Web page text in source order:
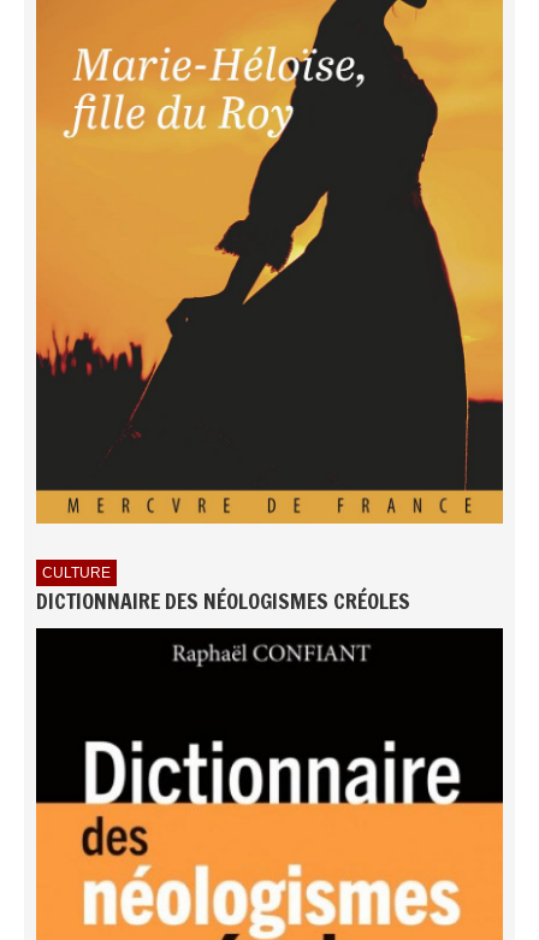
CULTURE
DICTIONNAIRE DES NÉOLOGISMES CRÉOLES